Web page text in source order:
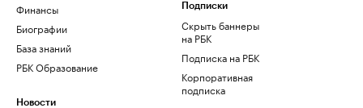
Финансы
Биографии
База знаний
РБК Образование
Новости
Подписки
Скрыть баннеры
на РБК
Подписка на РБК
Корпоративная
подписка